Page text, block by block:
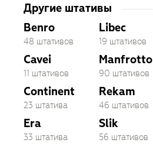
Другие штативы
Benro
48 штативов
Cavei
11 штативов
Continent
23 штатива
Era
33 штатива
Libec
19 штативов
Manfrotto
90 штативов
Rekam
46 штативов
Slik
56 штативов